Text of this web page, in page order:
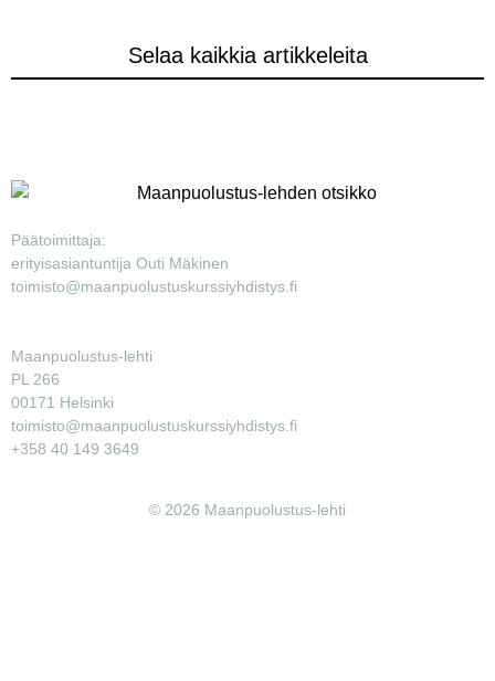
Selaa kaikkia artikkeleita
Päätoimittaja:
erityisasiantuntija Outi Mäkinen
toimisto@maanpuolustuskurssiyhdistys.fi
Maanpuolustus-lehti
PL 266
00171 Helsinki
toimisto@maanpuolustuskurssiyhdistys.fi
+358 40 149 3649
© 2026 Maanpuolustus-lehti